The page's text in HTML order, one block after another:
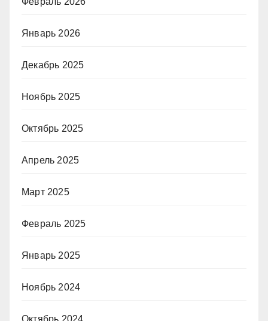
Январь 2026
Декабрь 2025
Ноябрь 2025
Октябрь 2025
Апрель 2025
Март 2025
Февраль 2025
Январь 2025
Ноябрь 2024
Октябрь 2024